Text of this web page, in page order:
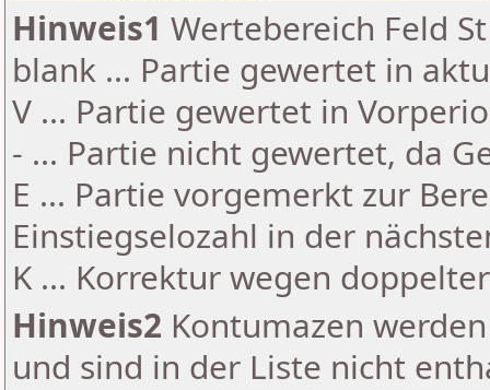
Hinweis1 Wertebereich Feld
blank ... Partie gewertet in
V ... Partie gewertet in
- ... Partie nicht gewertet, da
E ... Partie vorgemerkt zur
Einstiegselozahl in der
K ... Korrektur wegen
Hinweis2 Kontumazen
und sind in der Liste nicht